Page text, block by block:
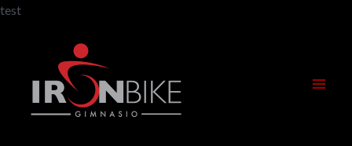
Ir
test
entradas